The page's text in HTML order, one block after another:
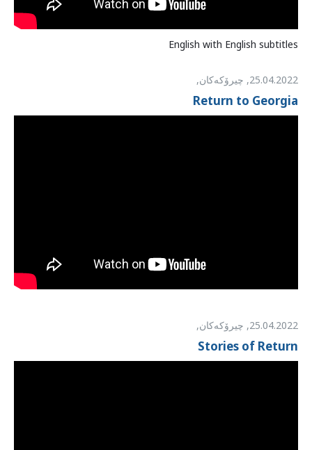
English with English subtitles
25.04.2022
, چیرۆکەکان,
Return to Georgia
25.04.2022
, چیرۆکەکان,
Stories of Return